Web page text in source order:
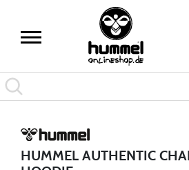
HUMMEL AUTHENTIC